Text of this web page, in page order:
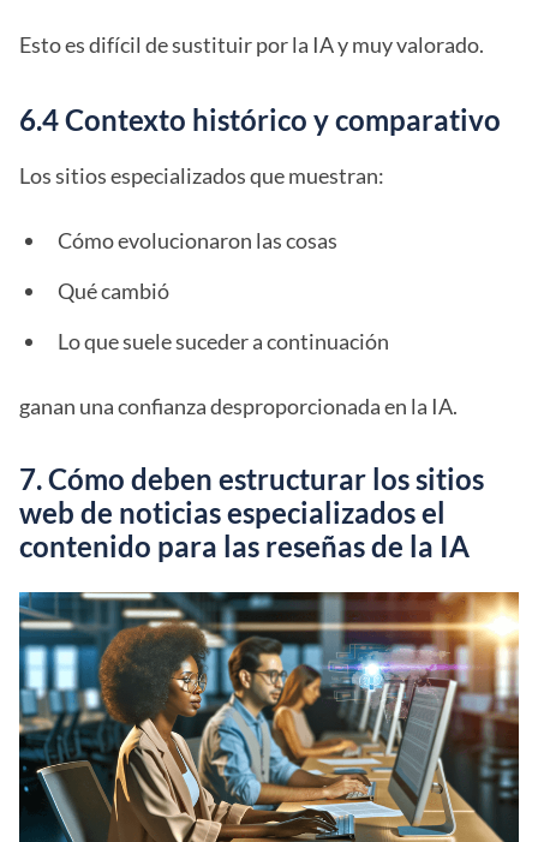
Esto es difícil de sustituir por la IA y muy valorado.
6.4 Contexto histórico y comparativo
Los sitios especializados que muestran:
Cómo evolucionaron las cosas
Qué cambió
Lo que suele suceder a continuación
ganan una confianza desproporcionada en la IA.
7. Cómo deben estructurar los sitios
web de noticias especializados el
contenido para las reseñas de la IA